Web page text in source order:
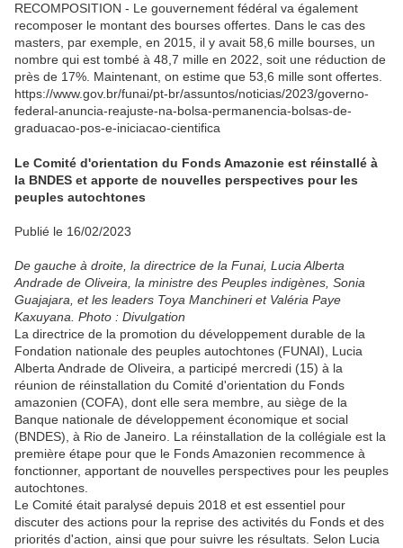
RECOMPOSITION - Le gouvernement fédéral va également
recomposer le montant des bourses offertes. Dans le cas des
masters, par exemple, en 2015, il y avait 58,6 mille bourses, un
nombre qui est tombé à 48,7 mille en 2022, soit une réduction de
près de 17%. Maintenant, on estime que 53,6 mille sont offertes.
https://www.gov.br/funai/pt-br/assuntos/noticias/2023/governo-
federal-anuncia-reajuste-na-bolsa-permanencia-bolsas-de-
graduacao-pos-e-iniciacao-cientifica
Le Comité d'orientation du Fonds Amazonie est réinstallé à
la BNDES et apporte de nouvelles perspectives pour les
peuples autochtones
Publié le 16/02/2023
De gauche à droite, la directrice de la Funai, Lucia Alberta
Andrade de Oliveira, la ministre des Peuples indigènes, Sonia
Guajajara, et les leaders Toya Manchineri et Valéria Paye
Kaxuyana. Photo : Divulgation
La directrice de la promotion du développement durable de la
Fondation nationale des peuples autochtones (FUNAI), Lucia
Alberta Andrade de Oliveira, a participé mercredi (15) à la
réunion de réinstallation du Comité d'orientation du Fonds
amazonien (COFA), dont elle sera membre, au siège de la
Banque nationale de développement économique et social
(BNDES), à Rio de Janeiro. La réinstallation de la collégiale est la
première étape pour que le Fonds Amazonien recommence à
fonctionner, apportant de nouvelles perspectives pour les peuples
autochtones.
Le Comité était paralysé depuis 2018 et est essentiel pour
discuter des actions pour la reprise des activités du Fonds et des
priorités d'action, ainsi que pour suivre les résultats. Selon Lucia